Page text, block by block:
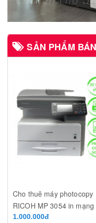
SẢN PHẨM
Cho thuê máy photocopy
RICOH MP 3054 in mạng
độ 30 trang/phút
1.000.000đ